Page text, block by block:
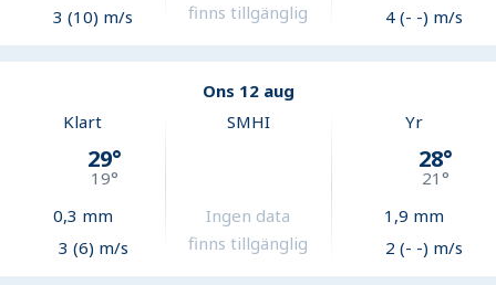
3 (10) m/s
finns tillgänglig
4 (- -) m/s
Ons 12 aug
Klart
29°
19°
0,3 mm
3 (6) m/s
SMHI
Ingen data
finns tillgänglig
Yr
28°
21°
1,9 mm
2 (- -) m/s